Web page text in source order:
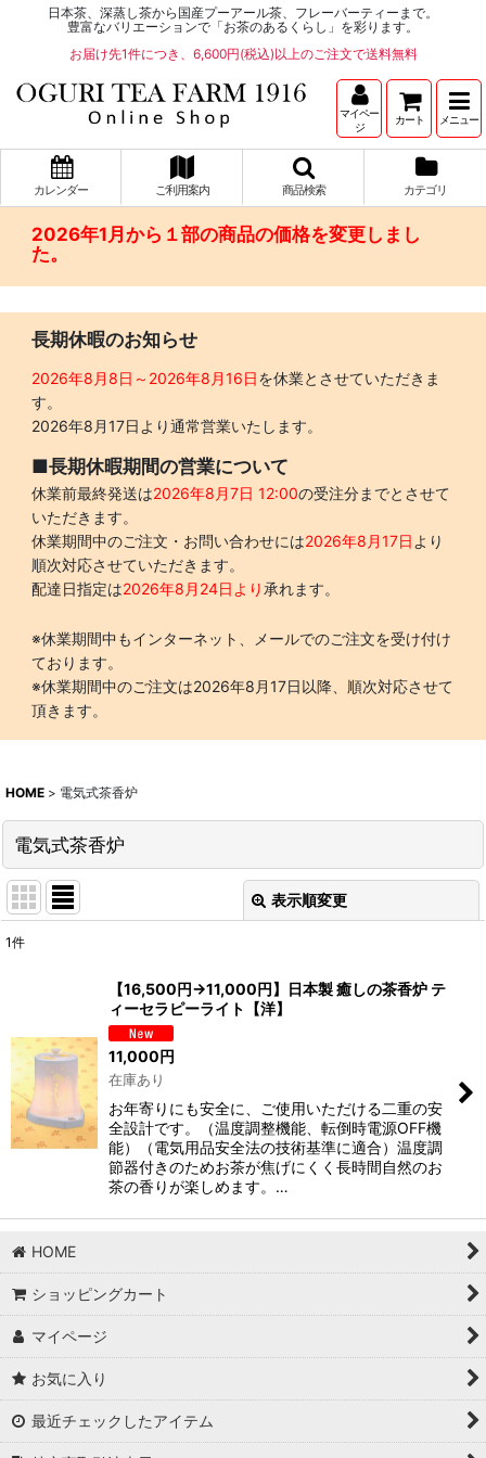
日本茶、深蒸し茶から国産プーアール茶、フレーバーティーまで。
豊富なバリエーションで「お茶のあるくらし」を彩ります。
お届け先1件につき、6,600円(税込)以上のご注文で送料無料
マイペー
ジ
カート メニュー
カレンダー ご利用案内 商品検索 カテゴリ
2026年1月から１部の商品の価格を変更しまし
た。
長期休暇のお知らせ
2026年8月8日～2026年8月16日を休業とさせていただきま
す。
2026年8月17日より通常営業いたします。
■長期休暇期間の営業について
休業前最終発送は2026年8月7日 12:00の受注分までとさせて
いただきます。
休業期間中のご注文・お問い合わせには2026年8月17日 より
順次対応させていただきます。
配達日指定は2026年8月24日より承れます。
※休業期間中もインターネット、メールでのご注文を受け付け
ております。
※休業期間中のご注文は2026年8月17日以降、順次対応させて
頂きます。
HOME > 電気式茶香炉
電気式茶香炉
表示順変更
1件
【16,500円→11,000円】日本製 癒しの茶香炉 テ
ィーセラピーライト【洋】
11,000円
在庫あり
お年寄りにも安全に、ご使用いただける二重の安
全設計です。（温度調整機能、転倒時電源OFF機
能）（電気用品安全法の技術基準に適合）温度調
節器付きのためお茶が焦げにくく長時間自然のお
茶の香りが楽しめます。…
HOME
ショッピングカート
マイページ
お気に入り
最近チェックしたアイテム